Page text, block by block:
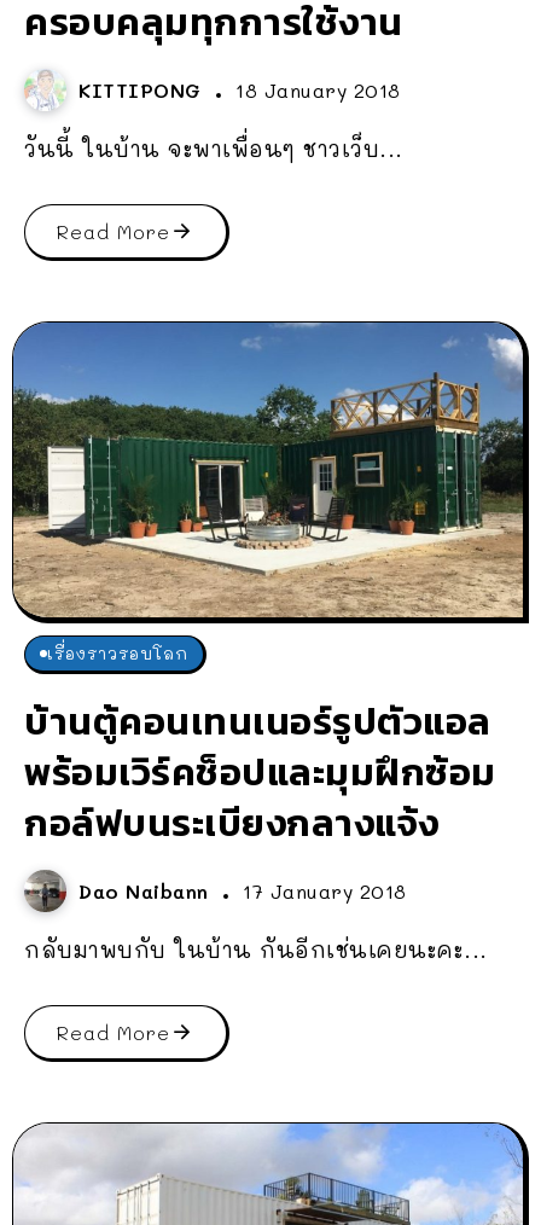
ครอบคลุมทุกการใช้งาน
KITTIPONG 18 January 2018
วันนี้ ในบ้าน จะพาเพื่อนๆ ชาวเว็บ...
Read More
เรื่องราวรอบโลก
บ้านตู้คอนเทนเนอร์รูปตัวแอล
พร้อมเวิร์คช็อปและมุมฝึกซ้อม
กอล์ฟบนระเบียงกลางแจ้ง
Dao Naibann 17 January 2018
กลับมาพบกับ ในบ้าน กันอีกเช่นเคยนะคะ...
Read More